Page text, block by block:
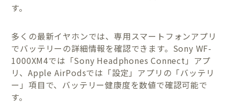
す。
多くの最新イヤホンでは、専用スマートフォンアプリ
でバッテリーの詳細情報を確認できます。Sony WF-
1000XM4では「Sony Headphones Connect」アプ
リ、Apple AirPodsでは「設定」アプリの「バッテリ
ー」項目で、バッテリー健康度を数値で確認可能で
す。